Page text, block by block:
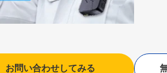
お問い合わせしてみる